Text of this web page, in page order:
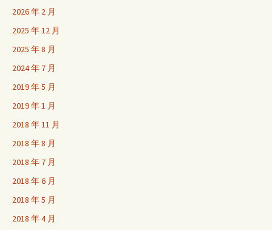
2026 年 2 月
2025 年 12 月
2025 年 8 月
2024 年 7 月
2019 年 5 月
2019 年 1 月
2018 年 11 月
2018 年 8 月
2018 年 7 月
2018 年 6 月
2018 年 5 月
2018 年 4 月